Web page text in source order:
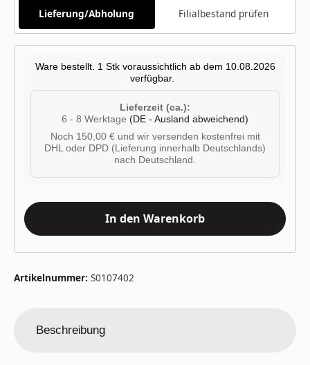
Lieferung/Abholung Filialbestand prüfen
Ware bestellt. 1 Stk voraussichtlich ab dem 10.08.2026
verfügbar.
Lieferzeit (ca.):
6 - 8 Werktage (DE - Ausland abweichend)
Noch 150,00 € und wir versenden kostenfrei mit
DHL oder DPD (Lieferung innerhalb Deutschlands)
nach Deutschland.
In den Warenkorb
Artikelnummer: S0107402
Beschreibung